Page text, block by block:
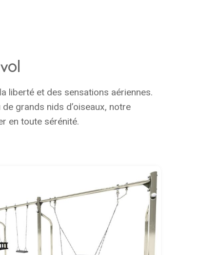
liberté et des sensations aériennes.
grands nids d’oiseaux, notre
en toute sérénité.